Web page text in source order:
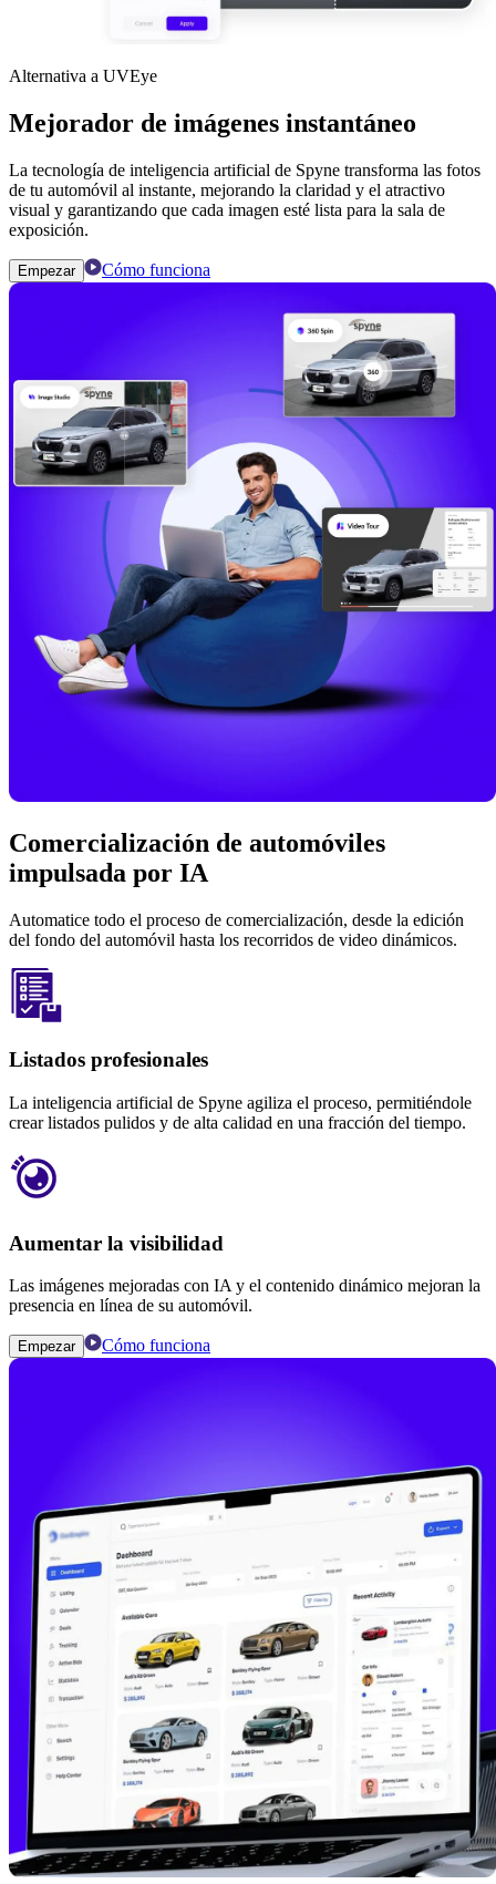
Alternativa a UVEye
Mejorador de imágenes instantáneo
La tecnología de inteligencia artificial de Spyne transforma las fotos
de tu automóvil al instante, mejorando la claridad y el atractivo
visual y garantizando que cada imagen esté lista para la sala de
exposición.
Empezar Cómo funciona
Comercialización de automóviles
impulsada por IA
Automatice todo el proceso de comercialización, desde la edición
del fondo del automóvil hasta los recorridos de video dinámicos.
Listados profesionales
La inteligencia artificial de Spyne agiliza el proceso, permitiéndole
crear listados pulidos y de alta calidad en una fracción del tiempo.
Aumentar la visibilidad
Las imágenes mejoradas con IA y el contenido dinámico mejoran la
presencia en línea de su automóvil.
Empezar Cómo funciona